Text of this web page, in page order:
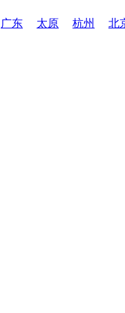
广东 太原 杭州 北